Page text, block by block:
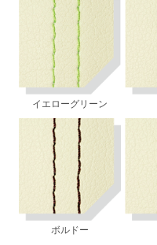
イエローグリーン
ボルドー